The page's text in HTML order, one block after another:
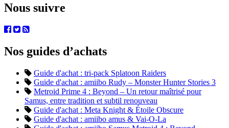
Nous suivre
Nos guides d’achats
Guide d'achat : tri-pack Splatoon Raiders
Guide d'achat : amiibo Rudy – Monster Hunter Stories 3
Metroid Prime 4 : Beyond – Un retour maîtrisé pour
Samus, entre tradition et subtil renouveau
Guide d'achat : Meta Knight & Étoile Obscure
Guide d'achat : amiibo amus & Vai-O-La